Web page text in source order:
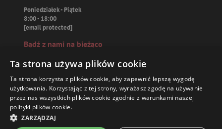
Poniedziałek - Piątek
8:00 - 18:00
[email protected]
Bądź z nami na bieżąco
Paskarz.pl
Zamówienia
Ta strona używa plików cookie
Ta strona korzysta z plików cookie, aby zapewnić lepszą wygodę
użytkowania. Korzystając z tej strony, wyrażasz zgodę na używanie
przez nas wszystkich plików cookie zgodnie z warunkami naszej
polityki plików cookie.
ZARZĄDZAJ